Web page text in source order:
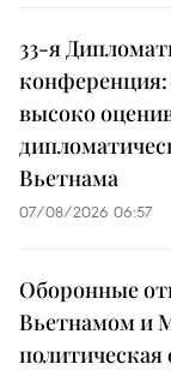
33-я
конференция:
высоко
Вьетнама
07/08/2026 06:57
Оборонные
Вьетнамом и
политическая